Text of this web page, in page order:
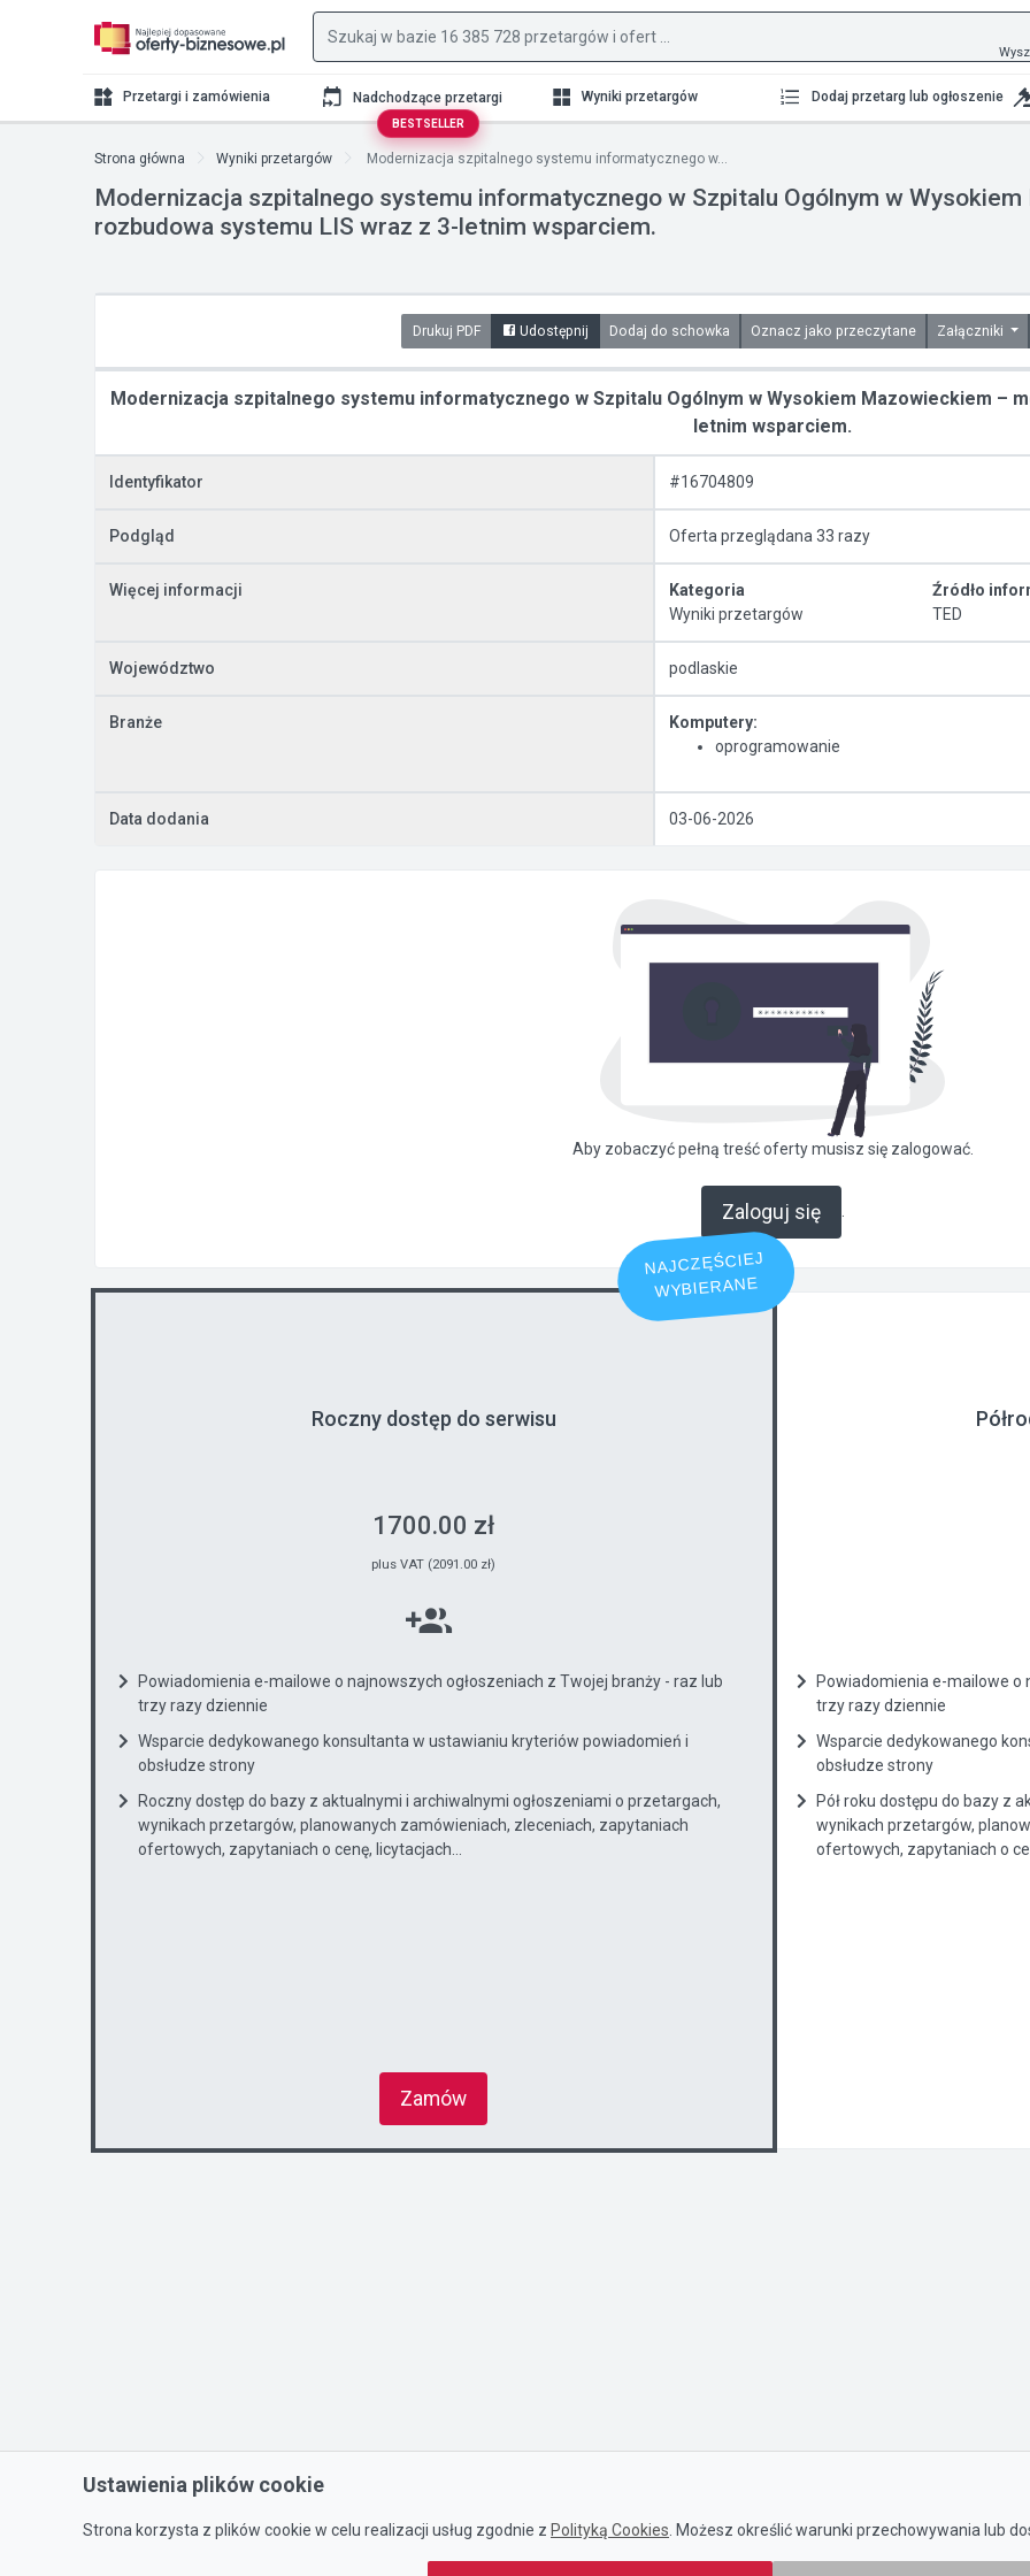
Przetargi i zamówienia Nadchodzące przetargi
BESTSELLER
Wyniki przetargów Dodaj przetarg lub ogłoszenie
Strona główna Wyniki przetargów Modernizacja szpitalnego systemu informatycznego w...
Modernizacja szpitalnego systemu informatycznego w Szpitalu Ogólnym w
rozbudowa systemu LIS wraz z 3-letnim wsparciem.
Drukuj PDF Udostępnij Dodaj do schowka Oznacz jako przeczytane Załączniki
Modernizacja szpitalnego systemu informatycznego w Szpitalu Ogólnym w Wysokiem Mazowieckiem –
letnim wsparciem.
Identyfikator #16704809
Podgląd Oferta przeglądana 33 razy
Więcej informacji
Kategoria
Wyniki przetargów
Źródło
TED
Województwo podlaskie
Branże
Komputery:
oprogramowanie
Data dodania 03-06-2026
Aby zobaczyć pełną treść oferty musisz się zalogować.
Zaloguj się
NAJCZĘŚCIEJ
WYBIERANE
Roczny dostęp do serwisu
1700.00 zł
plus VAT (2091.00 zł)
Powiadomienia e-mailowe o najnowszych ogłoszeniach z Twojej branży - raz lub
trzy razy dziennie
Wsparcie dedykowanego konsultanta w ustawianiu kryteriów powiadomień i
obsłudze strony
Roczny dostęp do bazy z aktualnymi i archiwalnymi ogłoszeniami o przetargach,
wynikach przetargów, planowanych zamówieniach, zleceniach, zapytaniach
ofertowych, zapytaniach o cenę, licytacjach...
Zamów
Powiadomienia e-mailowe o
trzy razy dziennie
Wsparcie dedykowanego
obsłudze strony
Pół roku dostępu do bazy z
wynikach przetargów,
ofertowych, zapytaniach o
Ustawienia plików cookie
Strona korzysta z plików cookie w celu realizacji usług zgodnie z Polityką Cookies . Możesz określić warunki przechowywania lub